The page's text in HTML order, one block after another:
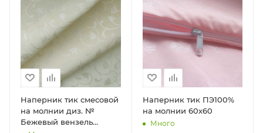
Наперник тик смесовой
на молнии диз. №
Бежевый вензель
Наперник тик ПЭ100%
на молнии 60х60
Много